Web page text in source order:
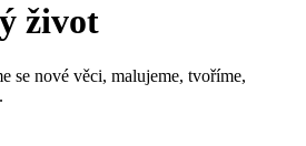
život
se nové věci, malujeme, tvoříme,